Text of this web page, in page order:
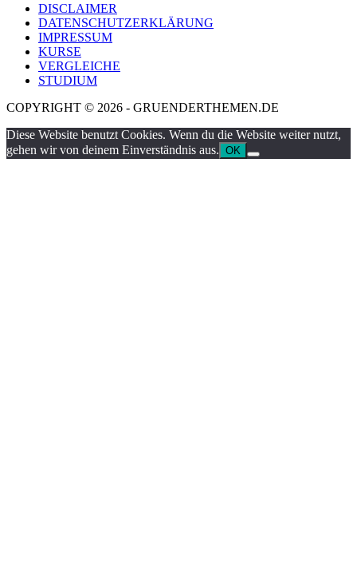
DISCLAIMER
DATENSCHUTZERKLÄRUNG
IMPRESSUM
KURSE
VERGLEICHE
STUDIUM
COPYRIGHT © 2026 - GRUENDERTHEMEN.DE
Diese Website benutzt Cookies. Wenn du die Website weiter nutzt,
gehen wir von deinem Einverständnis aus. OK